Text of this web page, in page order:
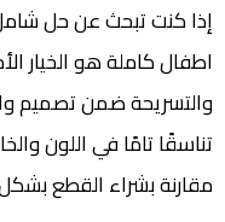
إذا كنت تبحث عن حل
اطفال كاملة هو الخيار
والتسريحة ضمن تصميم
تناسقًا تامًا في اللون
مقارنة بشراء القطع